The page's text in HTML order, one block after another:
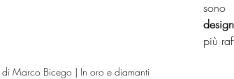
Marco Bicego | In oro e diamanti
sono
più